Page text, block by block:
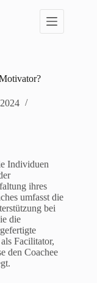
Individuen
ihres
umfasst die
bei
die
Facilitator,
den Coachee